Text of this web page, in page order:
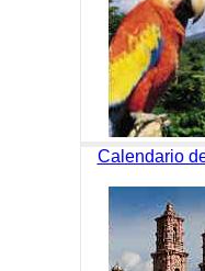
Calendario